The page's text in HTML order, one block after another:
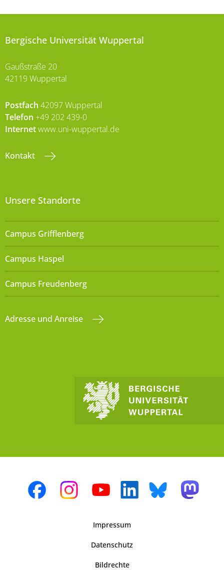
Bergische Universität Wuppertal
Gaußstraße 20
42119 Wuppertal
Postfach 42097 Wuppertal
Telefon +49 202 439-0
Internetwww.uni-wuppertal.de
Kontakt
Unsere Standorte
Campus Grifflenberg
Campus Haspel
Campus Freudenberg
Adresse und Anreise
Impressum
Datenschutz
Bildrechte